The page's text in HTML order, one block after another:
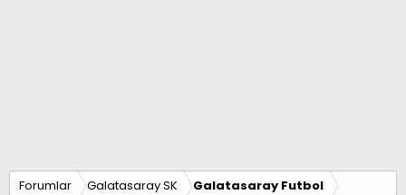
Forumlar Galatasaray SK Galatasaray Futbol